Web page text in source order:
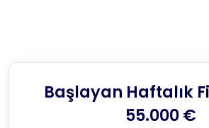
Başlayan Haftalık
55.000 €